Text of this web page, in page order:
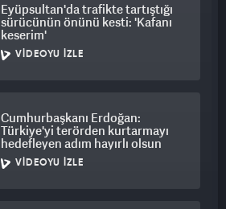
Eyüpsultan'da trafikte tartıştığı
sürücünün önünü kesti: 'Kafanı
keserim'
VIDEOYU İZLE
Cumhurbaşkanı Erdoğan:
Türkiye'yi terörden kurtarmayı
hedefleyen adım hayırlı olsun
VIDEOYU İZLE